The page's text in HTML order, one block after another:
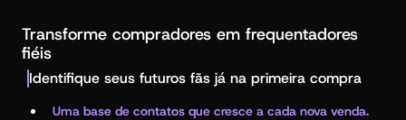
Transforme compradores em frequentadores
fiéis
Identifique seus futuros fãs já na primeira compra
Uma base de contatos que cresce a cada nova venda.